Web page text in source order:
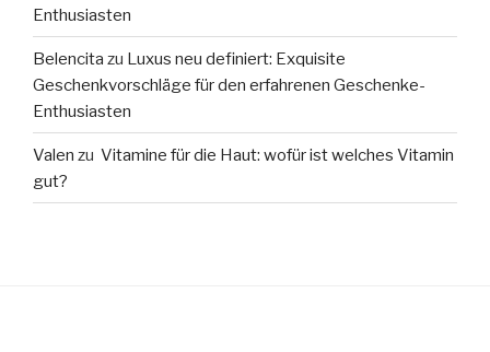
Enthusiasten
Belencita zu Luxus neu definiert: Exquisite
Geschenkvorschläge für den erfahrenen Geschenke-
Enthusiasten
Valen zu Vitamine für die Haut: wofür ist welches Vitamin
gut?